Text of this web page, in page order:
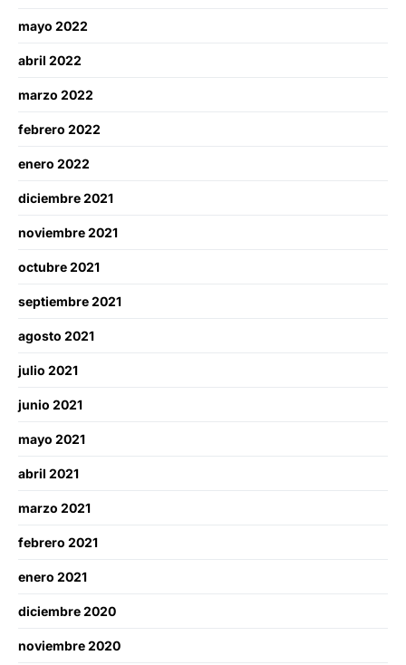
mayo 2022
abril 2022
marzo 2022
febrero 2022
enero 2022
diciembre 2021
noviembre 2021
octubre 2021
septiembre 2021
agosto 2021
julio 2021
junio 2021
mayo 2021
abril 2021
marzo 2021
febrero 2021
enero 2021
diciembre 2020
noviembre 2020